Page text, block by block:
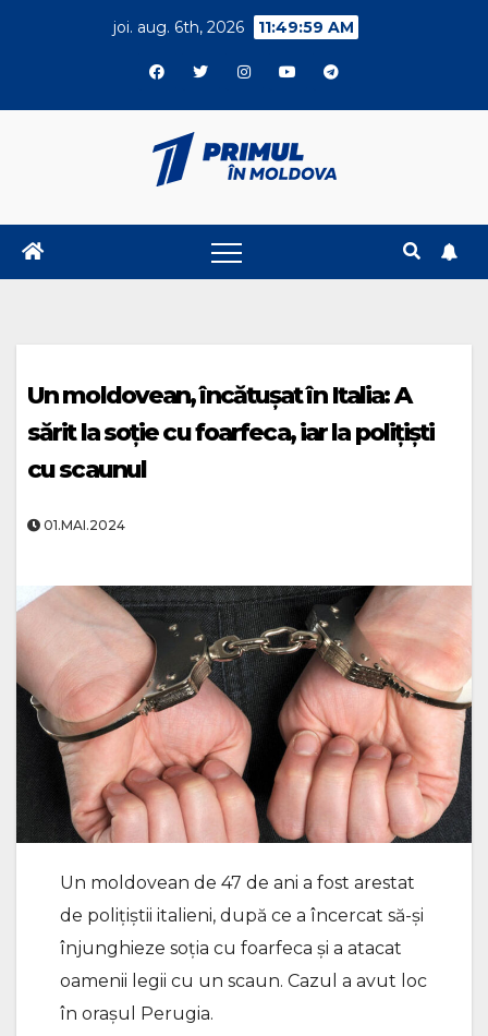
joi. aug. 6th, 2026 11:50:00 AM
Un moldovean, încătușat în Italia: A
sărit la soție cu foarfeca, iar la polițiști
cu scaunul
01.MAI.2024
Un moldovean de 47 de ani a fost arestat
de polițiștii italieni, după ce a încercat să-și
înjunghieze soția cu foarfeca și a atacat
oamenii legii cu un scaun. Cazul a avut loc
în orașul Perugia.